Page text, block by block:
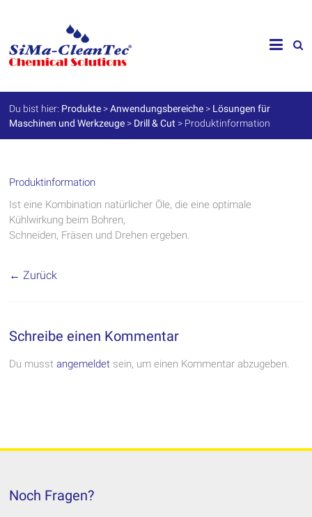
SiMa-
Cleantec
GmbH
Spezialprodukte
für
Werterhalt
Du bist hier: Produkte >Anwendungsbereiche > Lösungen für
Maschinen und Werkzeuge > Drill & Cut > Produktinformation
Produktinformation
Ist eine Kombination natürlicher Öle, die eine optimale
Kühlwirkung beim Bohren,
Schneiden, Fräsen und Drehen ergeben.
← Zurück
Schreibe einen Kommentar
Du musstangemeldet sein, um einen Kommentar abzugeben.
Noch Fragen?